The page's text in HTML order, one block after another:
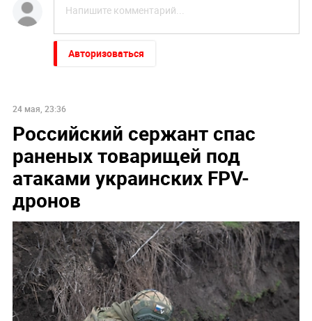
Авторизоваться
24 мая, 23:36
Российский сержант спас
раненых товарищей под
атаками украинских FPV-
дронов